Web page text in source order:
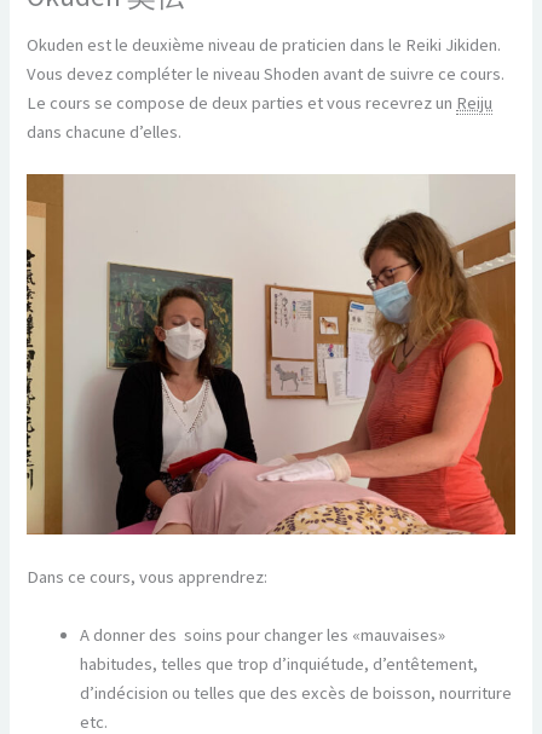
Okuden est le deuxième niveau de praticien dans le Reiki Jikiden.
Vous devez compléter le niveau Shoden avant de suivre ce cours.
Le cours se compose de deux parties et vous recevrez un Reiju
dans chacune d’elles.
Dans ce cours, vous apprendrez:
A donner des soins pour changer les «mauvaises»
habitudes, telles que trop d’inquiétude, d’entêtement,
d’indécision ou telles que des excès de boisson, nourriture
etc.